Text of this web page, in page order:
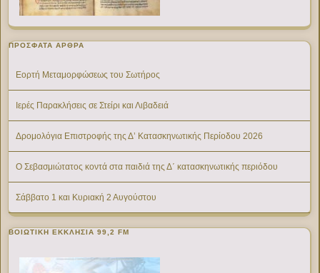
ΠΡΌΣΦΑΤΑ ΆΡΘΡΑ
Εορτή Μεταμορφώσεως του Σωτήρος
Ιερές Παρακλήσεις σε Στείρι και Λιβαδειά
Δρομολόγια Επιστροφής της Δ’ Κατασκηνωτικής Περίοδου 2026
Ο Σεβασμιώτατος κοντά στα παιδιά της Δ΄ κατασκηνωτικής περιόδου
Σάββατο 1 και Κυριακή 2 Αυγούστου
ΒΟΙΩΤΙΚΉ ΕΚΚΛΗΣΊΑ 99,2 FM